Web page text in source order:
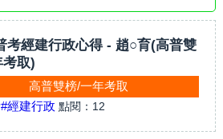
考經建行政心得 - 趙○育(高普雙
取)
高普雙榜/一年考取
#經建行政 點閱： 12